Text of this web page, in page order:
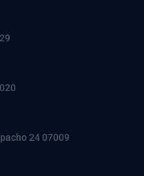
24 07009